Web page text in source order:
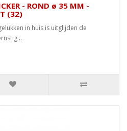
- ROND ø 35 MM -
(32)
in huis is uitglijden de
..